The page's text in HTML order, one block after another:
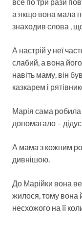
а якщо вона мала
знаходив слова ,
А настрій у неї
слабий, а вона
навіть маму, він
казкарем і
Марія сама
допомагало –
А мама з кожним
дивнішою.
До Марійки вона
жилося, тому вона
несхожого на її